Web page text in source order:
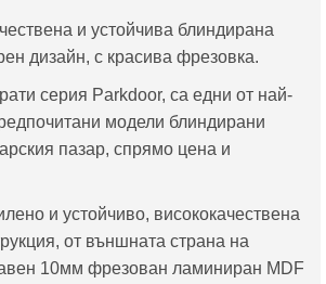
was:
511.29€
/
1,000.00
лв..
и устойчива блиндирана
дизайн, с красива фрезовка.
серия Parkdoor, са едни от най-
модели блиндирани
пазар, спрямо цена и
и устойчиво, висококачествена
от външната страна на
10мм фрезован ламиниран MDF